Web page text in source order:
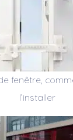
fenêtre,
l’installer